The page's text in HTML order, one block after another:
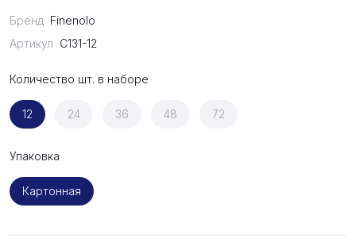
Бренд Finenolo
Артикул C131-12
Количество шт. в наборе
12 24 36 48 72
Упаковка
Картонная